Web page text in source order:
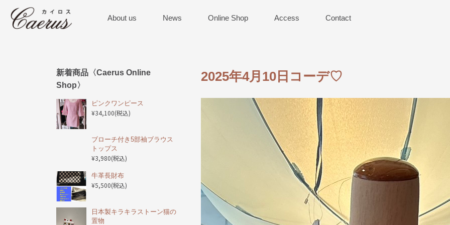
About us News Online Shop Access Contact
2025年4月10日コーデ♡
新着商品〈Caerus Online
Shop〉
ピンクワンピース
¥34,100(税込)
ブローチ付き5部袖ブラウス
トップス
¥3,980(税込)
️牛革長財布
¥5,500(税込)
日本製キラキラストーン猫の
置物